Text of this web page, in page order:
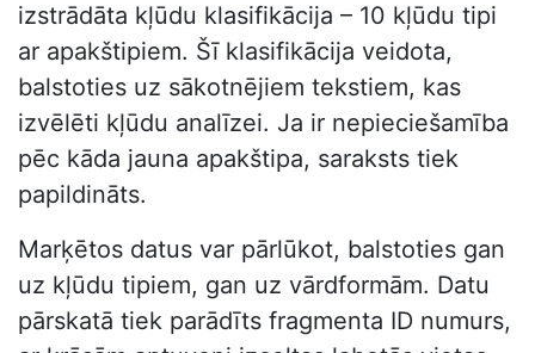
izstrādāta kļūdu klasifikācija – 10 kļūdu tipi
ar apakštipiem. Šī klasifikācija veidota,
balstoties uz sākotnējiem tekstiem, kas
izvēlēti kļūdu analīzei. Ja ir nepieciešamība
pēc kāda jauna apakštipa, saraksts tiek
papildināts.
Marķētos datus var pārlūkot, balstoties gan
uz kļūdu tipiem, gan uz vārdformām. Datu
pārskatā tiek parādīts fragmenta ID numurs,